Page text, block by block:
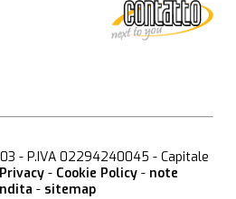
- P.IVA 02294240045 - Capitale
Privacy - Cookie Policy - note
- sitemap